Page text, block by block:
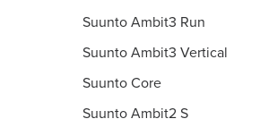
Suunto Ambit3 Run
Suunto Ambit3 Vertical
Suunto Core
Suunto Ambit2 S